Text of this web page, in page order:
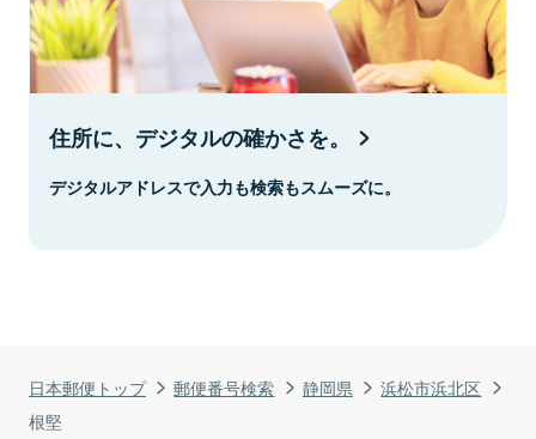
日本郵便トップ 郵便番号検索 静岡県
浜松市浜北区
根堅
住所に、デジタルの確かさを。
デジタルアドレスで入力も検索もスムーズに。